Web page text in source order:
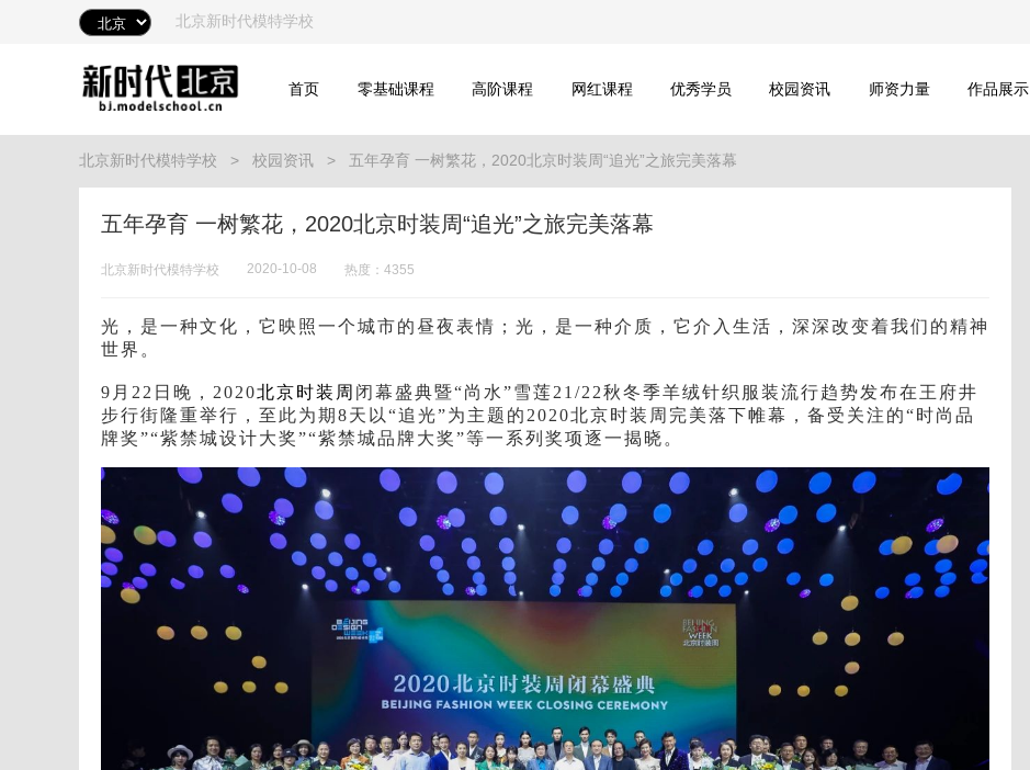
北京新时代模特学校
首页 零基础课程 高阶课程 网红课程 优秀学员 校园资讯 师资力量 作品展示
北京新时代模特学校 校园资讯 五年孕育 一树繁花，2020北京时装周“追光”之旅完美落幕
五年孕育 一树繁花，2020北京时装周“追光”之旅完美落幕
北京新时代模特学校 2020-10-08 热度：4355
光，是一种文化，它映照一个城市的昼夜表情；光，是一种介质，它介入生活，深深改变着我们的精神
世界。
9月22日晚，2020北京时装周 闭幕盛典暨“尚水”雪莲21/22秋冬季羊绒针织服装流行趋势发布在王府井
步行街隆重举行，至此为期8天以“追光”为主题的2020北京时装周完美落下帷幕，备受关注的“时尚品
牌奖”“紫禁城设计大奖”“紫禁城品牌大奖”等一系列奖项逐一揭晓。